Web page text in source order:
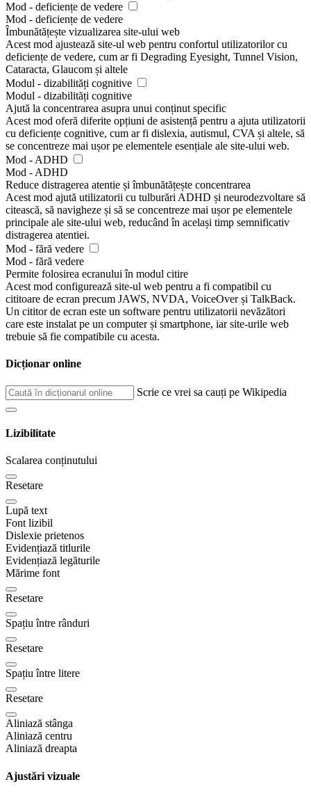
Mod - deficiențe de vedere
Mod - deficiențe de vedere
Îmbunătățește vizualizarea site-ului web
Acest mod ajustează site-ul web pentru confortul utilizatorilor cu
deficiențe de vedere, cum ar fi Degrading Eyesight, Tunnel Vision,
Cataracta, Glaucom și altele
Modul - dizabilități cognitive
Modul - dizabilități cognitive
Ajută la concentrarea asupra unui conținut specific
Acest mod oferă diferite opțiuni de asistență pentru a ajuta utilizatorii
cu deficiențe cognitive, cum ar fi dislexia, autismul, CVA și altele, să
se concentreze mai ușor pe elementele esențiale ale site-ului web.
Mod - ADHD
Mod - ADHD
Reduce distragerea atentie și îmbunătățește concentrarea
Acest mod ajută utilizatorii cu tulburări ADHD și neurodezvoltare să
citească, să navigheze și să se concentreze mai ușor pe elementele
principale ale site-ului web, reducând în același timp semnificativ
distragerea atentiei.
Mod - fără vedere
Mod - fără vedere
Permite folosirea ecranului în modul citire
Acest mod configurează site-ul web pentru a fi compatibil cu
cititoare de ecran precum JAWS, NVDA, VoiceOver și TalkBack.
Un cititor de ecran este un software pentru utilizatorii nevăzători
care este instalat pe un computer și smartphone, iar site-urile web
trebuie să fie compatibile cu acesta.
Dicționar online
Scrie ce vrei sa cauți pe Wikipedia
Lizibilitate
Scalarea conținutului
Resetare
Lupă text
Font lizibil
Dislexie prietenos
Evidențiază titlurile
Evidențiază legăturile
Mărime font
Resetare
Spațiu între rânduri
Resetare
Spațiu între litere
Resetare
Aliniază stânga
Aliniază centru
Aliniază dreapta
Ajustări vizuale